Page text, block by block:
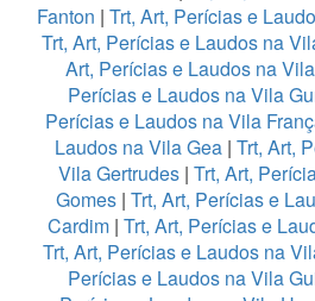
Fanton | Trt, Art, Perícias e
Trt, Art, Perícias e Laudos na
Art, Perícias e Laudos na
Perícias e Laudos na Vila
Perícias e Laudos na Vila
Laudos na Vila Gea| Trt, Art,
Vila Gertrudes | Trt, Art,
Gomes | Trt, Art, Perícias e
Cardim| Trt, Art, Perícias e
Trt, Art, Perícias e Laudos na
Perícias e Laudos na Vila